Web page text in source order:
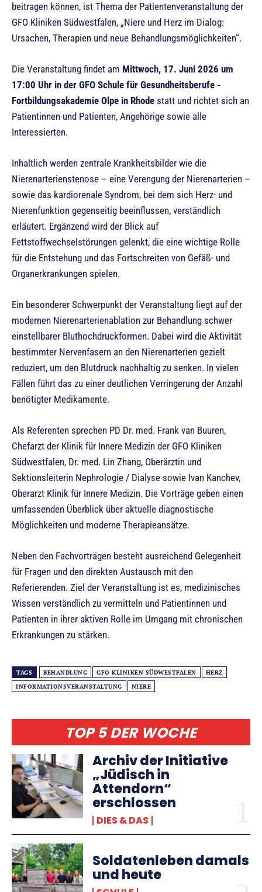
TOP 5 DER WOCHE
Archiv der Initiative
„Jüdisch in
Attendorn“
erschlossen
DIES & DAS
Soldatenleben damals
und heute
beitragen können, ist Thema der Patientenveranstaltung der
GFO Kliniken Südwestfalen, „Niere und Herz im Dialog:
Ursachen, Therapien und neue Behandlungsmöglichkeiten“.
Die Veranstaltung findet am Mittwoch, 17. Juni 2026 um
17:00 Uhr in der GFO Schule für Gesundheitsberufe -
Fortbildungsakademie Olpe in Rhode statt und richtet sich an
Patientinnen und Patienten, Angehörige sowie alle
Interessierten.
Inhaltlich werden zentrale Krankheitsbilder wie die
Nierenarterienstenose – eine Verengung der Nierenarterien –
sowie das kardiorenale Syndrom, bei dem sich Herz- und
Nierenfunktion gegenseitig beeinflussen, verständlich
erläutert. Ergänzend wird der Blick auf
Fettstoffwechselstörungen gelenkt, die eine wichtige Rolle
für die Entstehung und das Fortschreiten von Gefäß- und
Organerkrankungen spielen.
Ein besonderer Schwerpunkt der Veranstaltung liegt auf der
modernen Nierenarterienablation zur Behandlung schwer
einstellbarer Bluthochdruckformen. Dabei wird die Aktivität
bestimmter Nervenfasern an den Nierenarterien gezielt
reduziert, um den Blutdruck nachhaltig zu senken. In vielen
Fällen führt das zu einer deutlichen Verringerung der Anzahl
benötigter Medikamente.
Als Referenten sprechen PD Dr. med. Frank van Buuren,
Chefarzt der Klinik für Innere Medizin der GFO Kliniken
Südwestfalen, Dr. med. Lin Zhang, Oberärztin und
Sektionsleiterin Nephrologie / Dialyse sowie Ivan Kanchev,
Oberarzt Klinik für Innere Medizin. Die Vorträge geben einen
umfassenden Überblick über aktuelle diagnostische
Möglichkeiten und moderne Therapieansätze.
Neben den Fachvorträgen besteht ausreichend Gelegenheit
für Fragen und den direkten Austausch mit den
Referierenden. Ziel der Veranstaltung ist es, medizinisches
Wissen verständlich zu vermitteln und Patientinnen und
Patienten in ihrer aktiven Rolle im Umgang mit chronischen
Erkrankungen zu stärken.
TAGS BEHANDLUNG GFO KLINIKEN SÜDWESTFALEN
HERZ
INFORMATIONSVERANSTALTUNG
NIERE